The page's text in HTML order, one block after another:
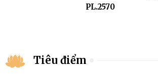
PL.2570
Tiêu điểm